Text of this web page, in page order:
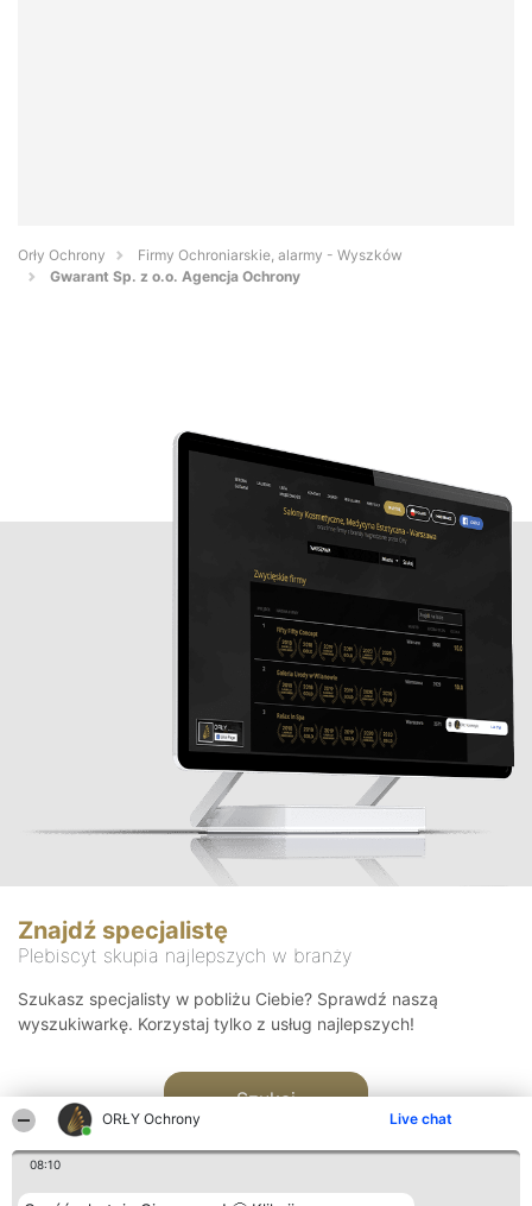
ORŁY Ochrony Live chat
08:10
Orły Ochrony
Firmy Ochroniarskie, alarmy - Wyszków
Gwarant Sp. z o.o. Agencja Ochrony
Znajdź specjalistę
Plebiscyt skupia najlepszych w branży
Szukasz specjalisty w pobliżu Ciebie? Sprawdź naszą
wyszukiwarkę. Korzystaj tylko z usług najlepszych!
Szukaj